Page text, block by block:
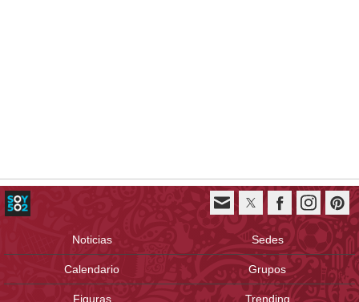
Noticias Sedes
Calendario Grupos
Figuras Trending